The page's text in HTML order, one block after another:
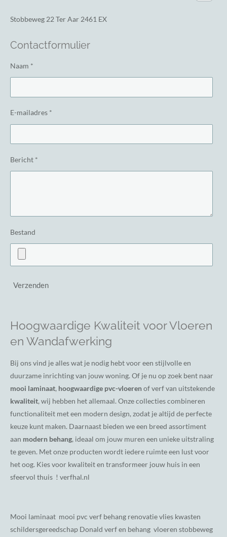
Stobbeweg 22 Ter Aar 2461 EX
Contactformulier
Naam *
E-mailadres *
Bericht *
Bestand
Verzenden
Hoogwaardige Kwaliteit voor Vloeren
en Wandafwerking
Bij ons vind je alles wat je nodig hebt voor een stijlvolle en
duurzame inrichting van jouw woning. Of je nu op zoek bent naar
mooi laminaat, hoogwaardige pvc-vloerenof verf van uitstekende
kwaliteit, wij hebben het allemaal. Onze collecties combineren
functionaliteit met een modern design, zodat je altijd de perfecte
keuze kunt maken. Daarnaast bieden we een breed assortiment
aan modern behang, ideaal om jouw muren een unieke uitstraling
te geven. Met onze producten wordt iedere ruimte een lust voor
het oog. Kies voor kwaliteit en transformeer jouw huis in een
sfeervol thuis ! verfhal.nl
Mooi laminaat mooi pvc verf behang renovatie vlies kwasten
schildersgereedschap Donald verf en behang vloeren stobbeweg